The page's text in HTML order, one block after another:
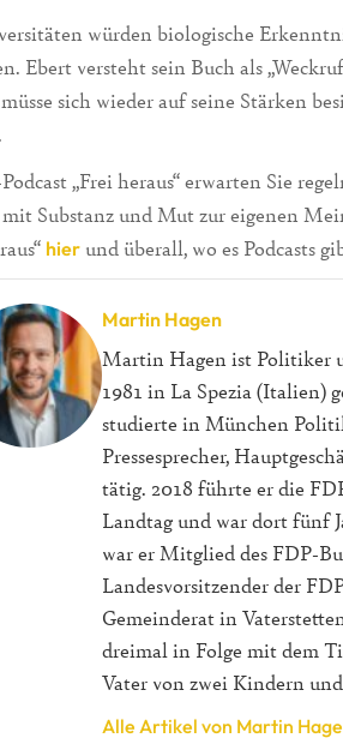
würden biologische
Ebert versteht sein Buch als
sich wieder auf seine Stärken
„Frei heraus“ erwarten Sie
Substanz und Mut zur eigenen
hier und überall, wo es Podcasts
Martin Hagen
Martin Hagen ist Politiker
1981 in La Spezia (Italien)
studierte in München
Pressesprecher,
tätig. 2018 führte er die
Landtag und war dort fünf
war er Mitglied des FDP-
Landesvorsitzender der
Gemeinderat in
dreimal in Folge mit dem
Vater von zwei Kindern
Alle Artikel von Martin